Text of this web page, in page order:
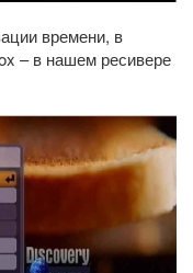
времени, в
– в нашем ресивере